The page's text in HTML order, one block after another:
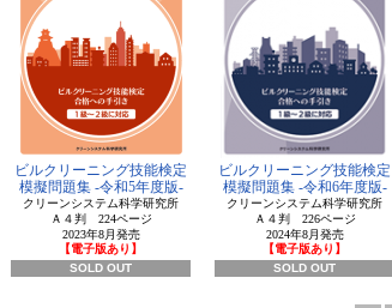
ビルクリーニング技能検定
模擬問題集 -令和5年度版-
クリーンシステム科学研究所
Ａ４判 224ページ
2023年8月発売
【電子版あり】
SOLD OUT
ビルクリーニング技能検定
模擬問題集 -令和6年度版-
クリーンシステム科学研究所
Ａ４判 226ページ
2024年8月発売
【電子版あり】
SOLD OUT